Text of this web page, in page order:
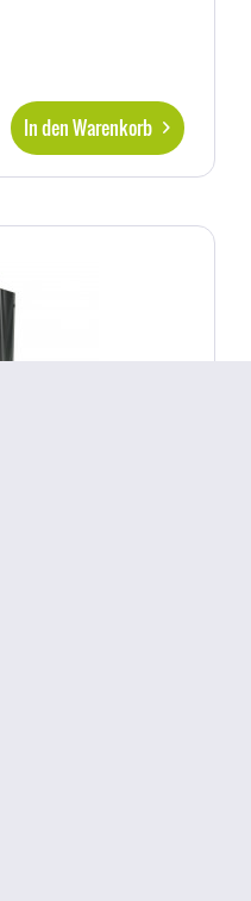
In den Warenkorb